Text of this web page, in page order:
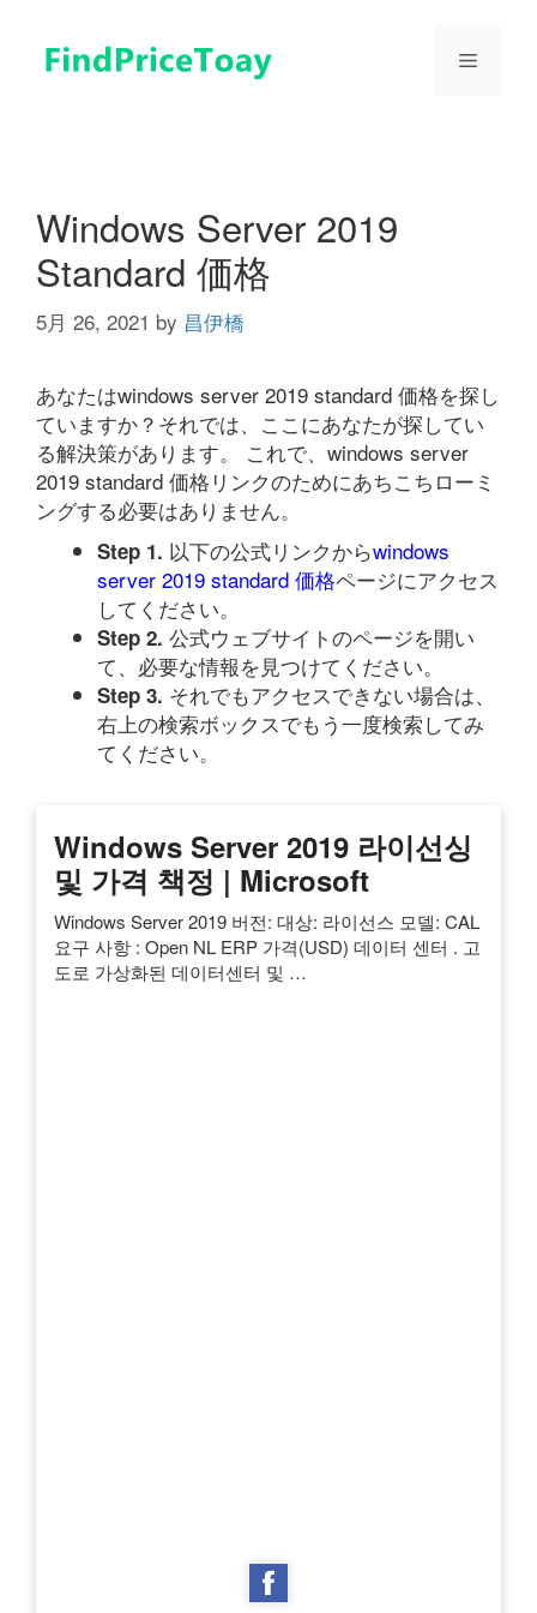
メ
Windows Server 2019
Standard 価格
5月 26, 2021 by 昌伊橋
あなたはwindows server 2019 standard 価格を探し
ていますか？それでは、ここにあなたが探してい
る解決策があります。 これで、windows server
2019 standard 価格リンクのためにあちこちローミ
ングする必要はありません。
Step 1. 以下の公式リンクからwindows
server 2019 standard 価格ページにアクセス
してください。
Step 2. 公式ウェブサイトのページを開い
て、必要な情報を見つけてください。
Step 3. それでもアクセスできない場合は、
右上の検索ボックスでもう一度検索してみ
てください。
Windows Server 2019 라이선싱
및 가격 책정 | Microsoft
Windows Server 2019 버전: 대상: 라이선스 모델: CAL
요구 사항 : Open NL ERP 가격(USD) 데이터 센터 . 고
도로 가상화된 데이터센터 및 …